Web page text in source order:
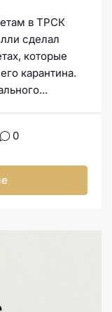
в ТРСК
сделал
которые
карантина.
0